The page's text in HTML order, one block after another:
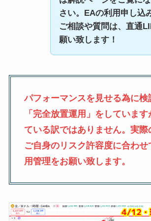
さい。EAの利用申し込
ご相談や質問は、直通
願い致します！
パフォーマンスを見せる為に検
「完全放置運用」をしていま
ている訳ではありません。実際
ご自身のリスク許容度に合わせ
用管理をお願い致します。